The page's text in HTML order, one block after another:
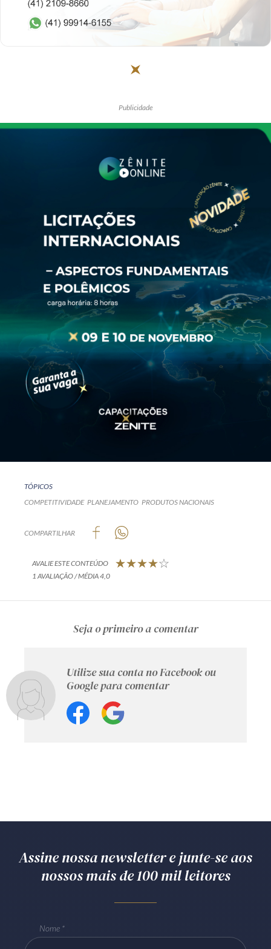
Publicidade
TÓPICOS
COMPETITIVIDADE PLANEJAMENTO PRODUTOS NACIONAIS
COMPARTILHAR
AVALIE ESTE CONTEÚDO
1 AVALIAÇÃO / MÉDIA 4,0
Seja o primeiro a comentar
Utilize sua conta no Facebook ou
Google para comentar
Assine nossa newsletter e junte-se aos
nossos mais de 100 mil leitores
Nome